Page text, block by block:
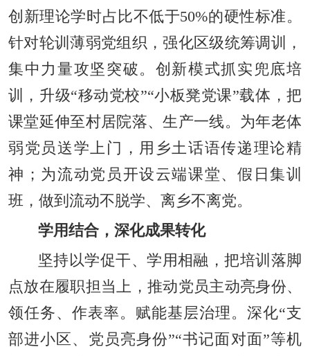
创新理论学时占比不低于50%的硬性标准。
针对轮训薄弱党组织，强化区级统筹调训，
集中力量攻坚突破。创新模式抓实兜底培
训，升级“移动党校”“小板凳党课”载体，把
课堂延伸至村居院落、生产一线。为年老体
弱党员送学上门，用乡土话语传递理论精
神；为流动党员开设云端课堂、假日集训
班，做到流动不脱学、离乡不离党。
学用结合，深化成果转化
坚持以学促干、学用相融，把培训落脚
点放在履职担当上，推动党员主动亮身份、
领任务、作表率。赋能基层治理。深化“支
部进小区、党员亮身份”“书记面对面”等机